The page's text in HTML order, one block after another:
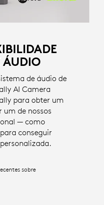
ÁUDIO
de áudio de
AI Camera
para obter um
de nossos
— como
conseguir
sobre